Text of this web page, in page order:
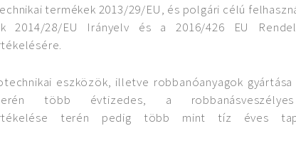
termékek 2013/29/EU, és polgári célú
2014/28/EU Irányelv és a 2016/426 EU
eszközök, illetve robbanóanyagok
több évtizedes, a
terén pedig több mint tíz éves